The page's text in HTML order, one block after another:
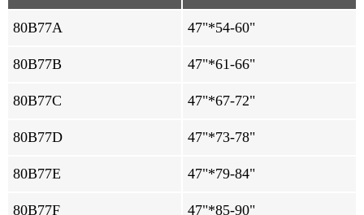
80B77A 47"*54-60"
80B77B 47"*61-66"
80B77C 47"*67-72"
80B77D 47"*73-78"
80B77E 47"*79-84"
80B77F 47"*85-90"